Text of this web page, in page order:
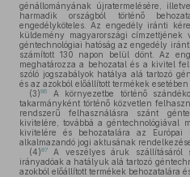
génállományának újratermelésére,
harmadik országból történő
engedélyköteles. Az engedély iránti
küldemény magyarországi
géntechnológiai hatóság az engedély
számított 130 napon belül dönt. Az
meghatározza a behozatal és a kivitel
szóló jogszabályok hatálya alá tartozó
és az azokból előállított termékek
(3)86
A környezetbe történő
takarmányként történő közvetlen
rendszerű felhasználásra szánt
kivitelére, továbbá a géntechnológiával
kivitelére és behozatalára az Európai
alkalmazandó jogi aktusának
(4)87
A veszélyes áruk szállításáról
irányadóak a hatályuk alá tartozó
azokból előállított termékek behozatalára